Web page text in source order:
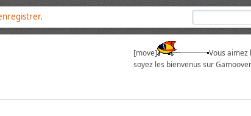
.
[move]
Vous aimez
soyez les bienvenus sur